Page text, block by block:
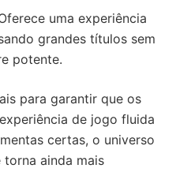
uma experiência
grandes títulos sem
potente.
para garantir que os
de jogo fluida
certas, o universo
torna ainda mais